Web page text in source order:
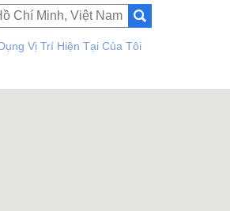
Vị Trí Hiện Tại Của Tôi